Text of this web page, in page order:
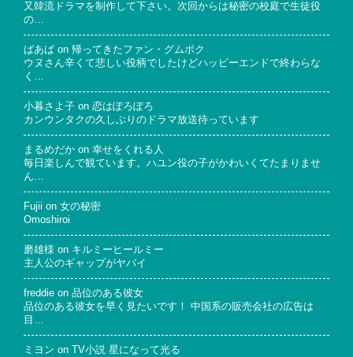
又韓流ドラマを制作して下さい。次回からは秘密の校庭で生徒役
の…
ばあば on 帰ってきたファン・グムボク
ウヌさん辛くて悲しい役柄でしたけどハッピーエンドで終わらな
く…
小暮さよ子 on 恋はぽろぽろ
カンウンタクの久しぶりのドラマ放送待っています
まるめだか on 幸せをくれる人
毎日楽しんで観ています。ハユン役の子がかわいくてたまりませ
ん…
Fujii on 女の秘密
Omoshiroi
磨雄様 on キルミーヒールミー
主人公のギャップがヤバイ
freddie on 品位のある彼女
品位のある彼女を早く見たいです！ 中国系の販売会社の広告は
目…
ミヨン on
TV小説 星になって光る